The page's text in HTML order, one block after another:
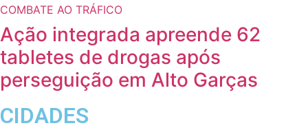
COMBATE AO TRÁFICO
Ação integrada apreende 62
tabletes de drogas após
perseguição em Alto Garças
CIDADES